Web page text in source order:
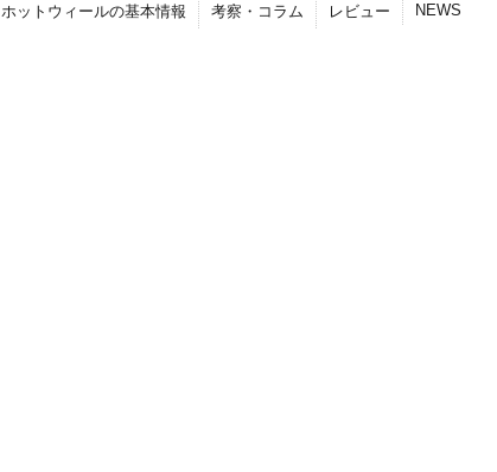
ホットウィールの基本情報 考察・コラム レビュー NEWS